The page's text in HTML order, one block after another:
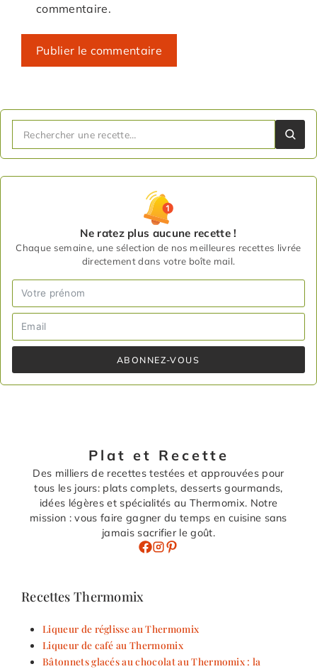
commentaire.
Ne ratez plus aucune recette !
Chaque semaine, une sélection de nos meilleures recettes livrée
directement dans votre boîte mail.
ABONNEZ-VOUS
Plat et Recette
Des milliers de recettes testées et approuvées pour
tous les jours: plats complets, desserts gourmands,
idées légères et spécialités au Thermomix. Notre
mission : vous faire gagner du temps en cuisine sans
jamais sacrifier le goût.
Recettes Thermomix
Liqueur de réglisse au Thermomix
Liqueur de café au Thermomix
Bâtonnets glacés au chocolat au Thermomix : la